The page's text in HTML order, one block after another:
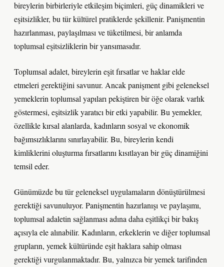
bireylerin birbirleriyle etkileşim biçimleri, güç dinamikleri ve
eşitsizlikler, bu tür kültürel pratiklerde şekillenir. Panişmentin
hazırlanması, paylaşılması ve tüketilmesi, bir anlamda
toplumsal eşitsizliklerin bir yansımasıdır.
Toplumsal adalet, bireylerin eşit fırsatlar ve haklar elde
etmeleri gerektiğini savunur. Ancak panişment gibi geleneksel
yemeklerin toplumsal yapıları pekiştiren bir öğe olarak varlık
göstermesi, eşitsizlik yaratıcı bir etki yapabilir. Bu yemekler,
özellikle kırsal alanlarda, kadınların sosyal ve ekonomik
bağımsızlıklarını sınırlayabilir. Bu, bireylerin kendi
kimliklerini oluşturma fırsatlarını kısıtlayan bir güç dinamiğini
temsil eder.
Günümüzde bu tür geleneksel uygulamaların dönüştürülmesi
gerektiği savunuluyor. Panişmentin hazırlanışı ve paylaşımı,
toplumsal adaletin sağlanması adına daha eşitlikçi bir bakış
açısıyla ele alınabilir. Kadınların, erkeklerin ve diğer toplumsal
grupların, yemek kültüründe eşit haklara sahip olması
gerektiği vurgulanmaktadır. Bu, yalnızca bir yemek tarifinden